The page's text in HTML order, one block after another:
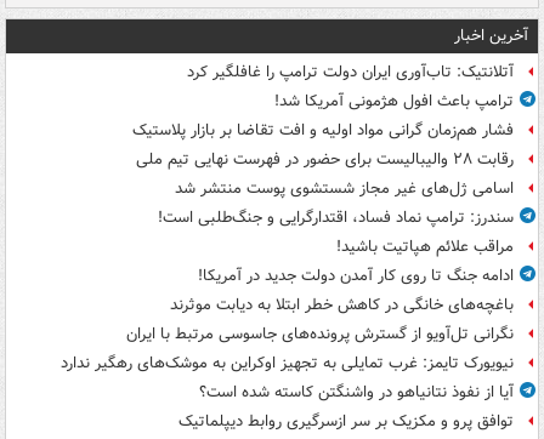
آخرین اخبار
آتلانتیک: تاب‌آوری ایران دولت ترامپ را غافلگیر کرد
ترامپ باعث افول هژمونی آمریکا شد!
فشار هم‌زمان گرانی مواد اولیه و افت تقاضا بر بازار پلاستیک
رقابت ۲۸ والیبالیست برای حضور در فهرست نهایی تیم ملی
اسامی ژل‌های غیر مجاز شستشوی پوست منتشر شد
سندرز: ترامپ نماد فساد، اقتدارگرایی و جنگ‌طلبی است!
مراقب علائم هپاتیت باشید!
ادامه جنگ تا روی کار آمدن دولت جدید در آمریکا!
باغچه‌های خانگی در کاهش خطر ابتلا به دیابت موثرند
نگرانی تل‌آویو از گسترش پرونده‌های جاسوسی مرتبط با ایران
نیویورک تایمز: غرب تمایلی به تجهیز اوکراین به موشک‌های رهگیر ندارد
آیا از نفوذ نتانیاهو در واشنگتن کاسته شده است؟
توافق پرو و مکزیک بر سر ازسرگیری روابط دیپلماتیک